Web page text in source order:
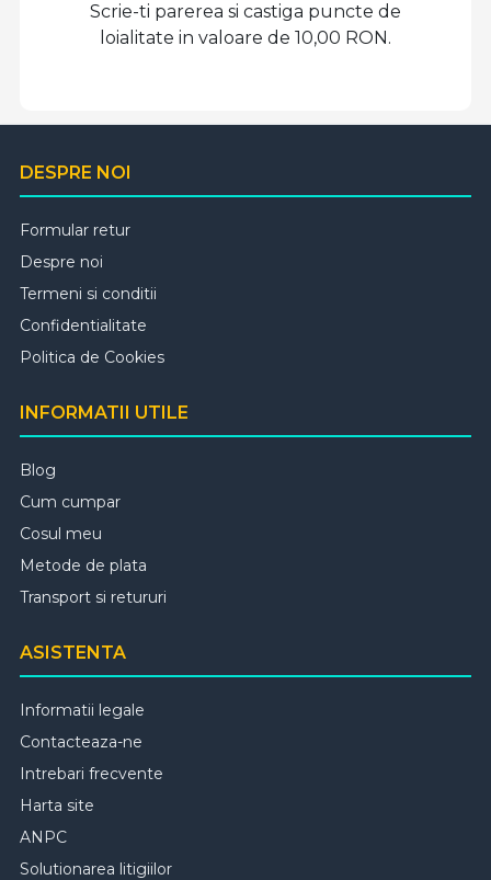
Scrie-ti parerea si castiga puncte de
loialitate in valoare de 10,00 RON.
DESPRE NOI
Formular retur
Despre noi
Termeni si conditii
Confidentialitate
Politica de Cookies
INFORMATII UTILE
Blog
Cum cumpar
Cosul meu
Metode de plata
Transport si retururi
ASISTENTA
Informatii legale
Contacteaza-ne
Intrebari frecvente
Harta site
ANPC
Solutionarea litigiilor